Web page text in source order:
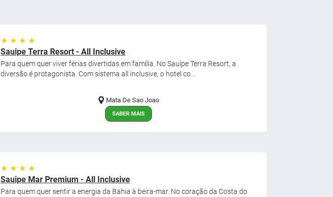
★ ★ ★ ★
Sauipe Terra Resort - All Inclusive
Para quem quer viver férias divertidas em família. No Sauípe Terra Resort, a
diversão é protagonista. Com sistema all inclusive, o hotel co...
Mata De Sao Joao
SABER MAIS
★ ★ ★ ★
Sauipe Mar Premium - All Inclusive
Para quem quer sentir a energia da Bahia à beira-mar. No coração da Costa do